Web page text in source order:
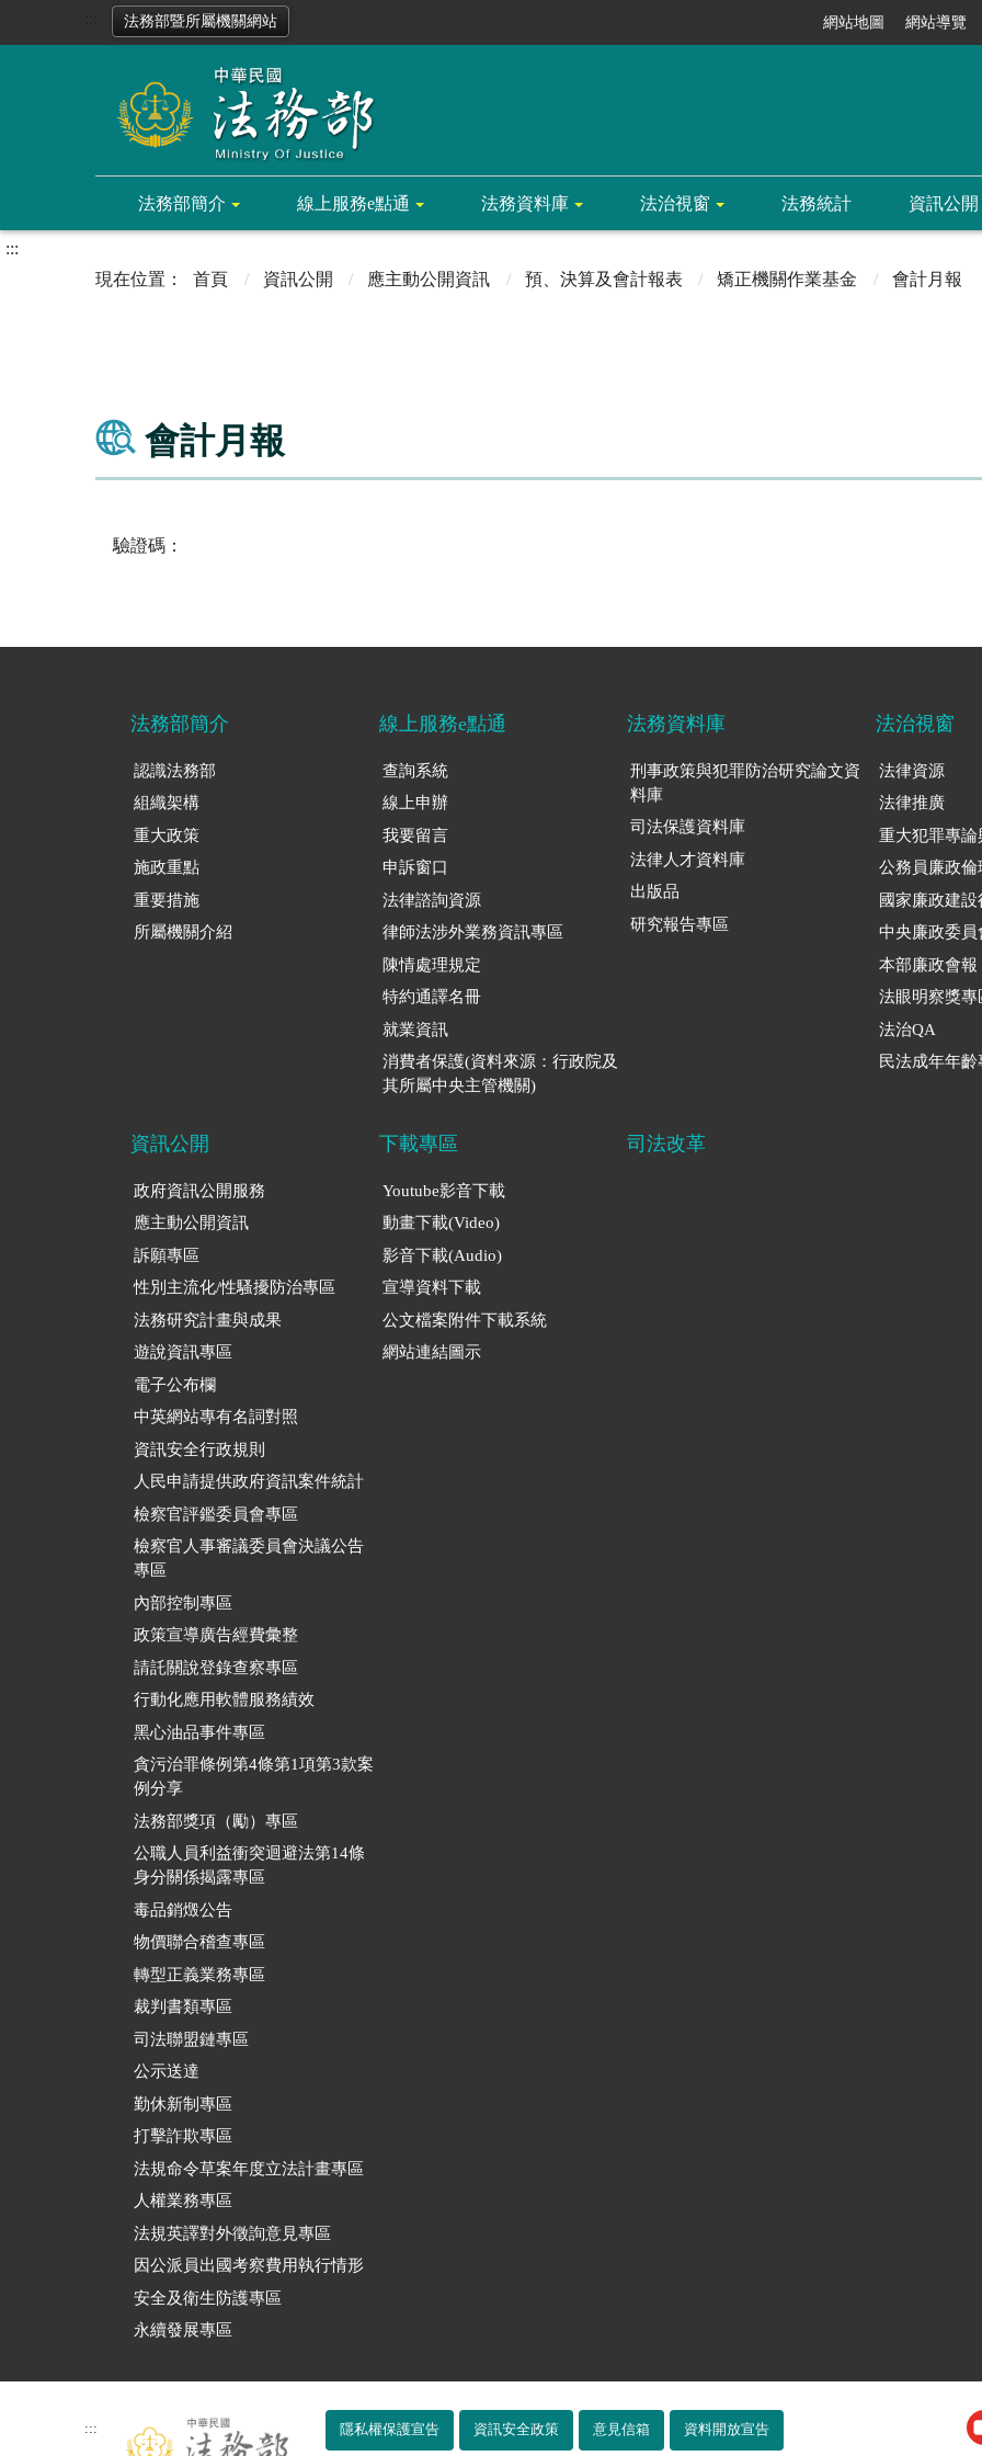
法務部暨所屬機關網站 網站地圖 網站導覽
法務部簡介 線上服務e點通 法務資料庫 法治視窗 法務統計 資訊公開
:::
首頁
資訊公開 應主動公開資訊 預、決算及會計報表 矯正機關作業基金 會計月報
會計月報
驗證碼：
法務部簡介
認識法務部
組織架構
重大政策
施政重點
重要措施
所屬機關介紹
線上服務e點通
查詢系統
線上申辦
我要留言
申訴窗口
法律諮詢資源
律師法涉外業務資訊專區
陳情處理規定
特約通譯名冊
就業資訊
消費者保護(資料來源：行政院及
其所屬中央主管機關)
法務資料庫
刑事政策與犯罪防治研究論文資
料庫
司法保護資料庫
法律人才資料庫
出版品
研究報告專區
法治視窗
法律資源
法律推廣
重大犯罪專論
公務員廉政倫
國家廉政建
中央廉政委員
本部廉政會報
法眼明察獎專
法治QA
民法成年年齡
資訊公開
政府資訊公開服務
應主動公開資訊
訴願專區
性別主流化/性騷擾防治專區
法務研究計畫與成果
遊說資訊專區
電子公布欄
中英網站專有名詞對照
資訊安全行政規則
人民申請提供政府資訊案件統計
檢察官評鑑委員會專區
檢察官人事審議委員會決議公告
專區
內部控制專區
政策宣導廣告經費彙整
請託關說登錄查察專區
行動化應用軟體服務績效
黑心油品事件專區
貪污治罪條例第4條第1項第3款案
例分享
法務部獎項（勵）專區
公職人員利益衝突迴避法第14條
身分關係揭露專區
毒品銷燬公告
物價聯合稽查專區
轉型正義業務專區
裁判書類專區
司法聯盟鏈專區
公示送達
勤休新制專區
打擊詐欺專區
法規命令草案年度立法計畫專區
人權業務專區
法規英譯對外徵詢意見專區
因公派員出國考察費用執行情形
安全及衛生防護專區
永續發展專區
下載專區
Youtube影音下載
動畫下載(Video)
影音下載(Audio)
宣導資料下載
公文檔案附件下載系統
網站連結圖示
司法改革
::: 隱私權保護宣告 資訊安全政策 意見信箱 資料開放宣告